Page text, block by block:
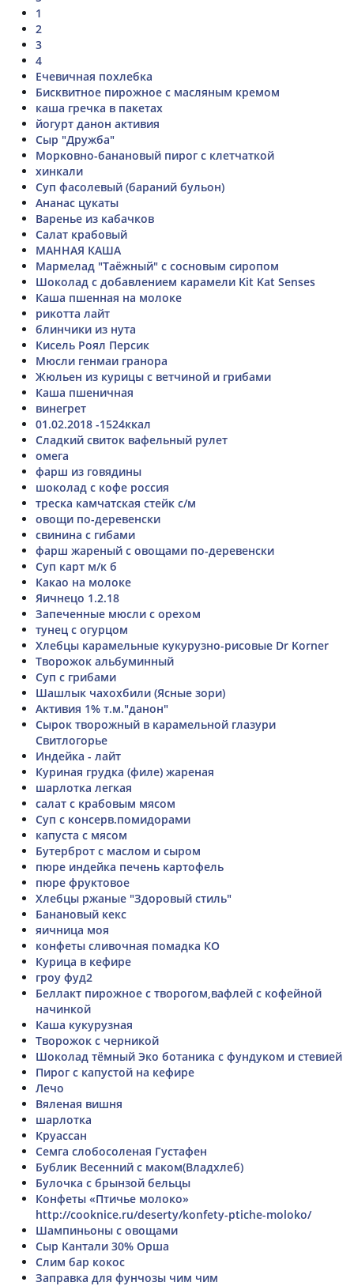
1
2
3
4
Ечевичная похлебка
Бисквитное пирожное с масляным кремом
каша гречка в пакетах
йогурт данон активия
Сыр "Дружба"
Морковно-банановый пирог с клетчаткой
хинкали
Суп фасолевый (бараний бульон)
Ананас цукаты
Варенье из кабачков
Салат крабовый
МАННАЯ КАША
Мармелад "Таёжный" с сосновым сиропом
Шоколад с добавлением карамели Kit Kat Senses
Каша пшенная на молоке
рикотта лайт
блинчики из нута
Кисель Роял Персик
Мюсли генмаи гранора
Жюльен из курицы с ветчиной и грибами
Каша пшеничная
винегрет
01.02.2018 -1524ккал
Сладкий свиток вафельный рулет
омега
фарш из говядины
шоколад с кофе россия
треска камчатская стейк с/м
овощи по-деревенски
свинина с гибами
фарш жареный с овощами по-деревенски
Суп карт м/к б
Какао на молоке
Яичнецо 1.2.18
Запеченные мюсли с орехом
тунец с огурцом
Хлебцы карамельные кукурузно-рисовые Dr Korner
Творожок альбуминный
Суп с грибами
Шашлык чахохбили (Ясные зори)
Активия 1% т.м."данон"
Сырок творожный в карамельной глазури
Свитлогорье
Индейка - лайт
Куриная грудка (филе) жареная
шарлотка легкая
салат с крабовым мясом
Суп с консерв.помидорами
капуста с мясом
Бутерброт с маслом и сыром
пюре индейка печень картофель
пюре фруктовое
Хлебцы ржаные "Здоровый стиль"
Банановый кекс
яичница моя
конфеты сливочная помадка КО
Курица в кефире
гроу фуд2
Беллакт пирожное с творогом,вафлей с кофейной
начинкой
Каша кукурузная
Творожок с черникой
Шоколад тёмный Эко ботаника с фундуком и стевией
Пирог с капустой на кефире
Лечо
Вяленая вишня
шарлотка
Круассан
Семга слобосоленая Густафен
Бублик Весенний с маком(Владхлеб)
Булочка с брынзой бельцы
Конфеты «Птичье молоко»
http://cooknice.ru/deserty/konfety-ptiche-moloko/
Шампиньоны с овощами
Сыр Кантали 30% Орша
Слим бар кокос
Заправка для фунчозы чим чим